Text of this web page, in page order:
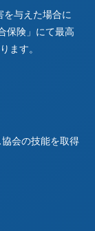
を与えた場合に
保険」にて最高
ます。
会の技能を取得